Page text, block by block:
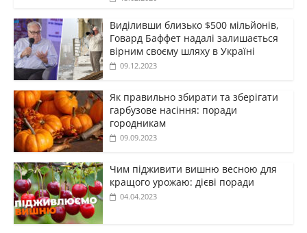
Виділивши близько $500 мільйонів,
Говард Баффет надалі залишається
вірним своєму шляху в Україні
09.12.2023
Як правильно збирати та зберігати
гарбузове насіння: поради
городникам
09.09.2023
Чим підживити вишню весною для
кращого урожаю: дієві поради
04.04.2023